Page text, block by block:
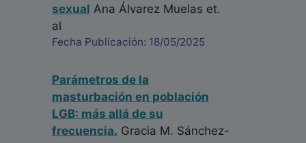
sexual Ana Álvarez Muelas et.
al
Fecha Publicación: 18/05/2025
Parámetros de la
masturbación en población
LGB: más allá de su
frecuencia. Gracia M. Sánchez-